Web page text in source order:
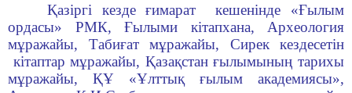
Қазiргi кезде ғимарат кешенiнде «Ғылым
ордасы» РМК, Ғылыми кiтапхана, Археология
мұражайы, Табиғат мұражайы, Сирек кездесетін
кітаптар мұражайы, Қазақстан ғылымының тарихы
мұражайы, ҚҰ «Ұлттық ғылым академиясы»,